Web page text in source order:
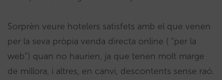
Sorprèn veure hotelers satisfets amb el que venen
per la seva pròpia venda directa online ( “per la
web”) quan no haurien, ja que tenen molt marge
de millora, i altres, en canvi, descontents sense raó.